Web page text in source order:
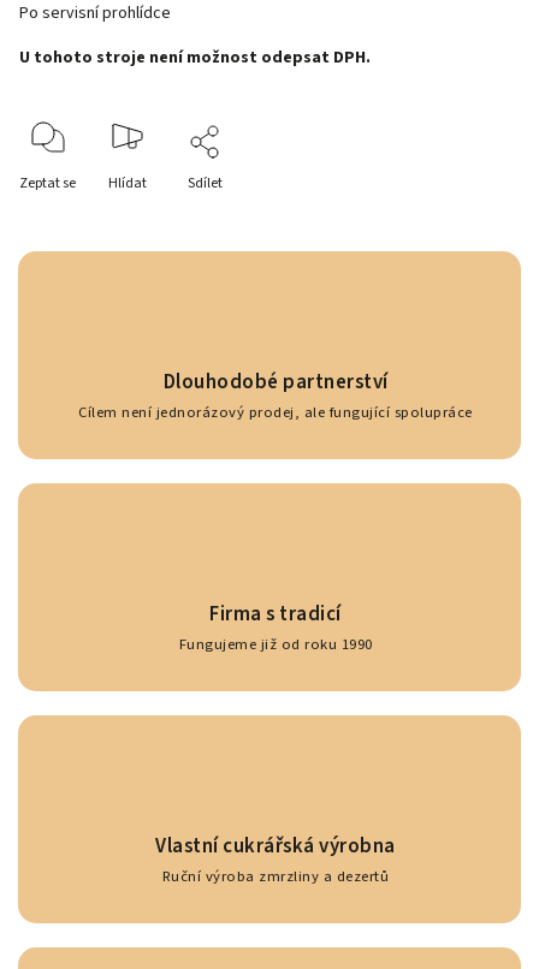
Po servisní prohlídce
U tohoto stroje není možnost odepsat DPH.
Zeptat se Hlídat Sdílet
Dlouhodobé partnerství
Cílem není jednorázový prodej, ale fungující spolupráce
Firma s tradicí
Fungujeme již od roku 1990
Vlastní cukrářská výrobna
Ruční výroba zmrzliny a dezertů